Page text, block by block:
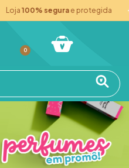
Loja100% segurae protegida
0